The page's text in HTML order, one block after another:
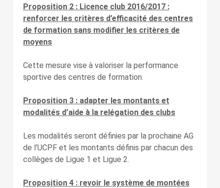
Proposition 2 : Licence club 2016/2017 :
renforcer les critères d’efficacité des centres
de formation sans modifier les critères de
moyens
Cette mesure vise à valoriser la performance
sportive des centres de formation.
Proposition 3 : adapter les montants et
modalités d’aide à la relégation des clubs
Les modalités seront définies par la prochaine AG
de l’UCPF et les montants définis par chacun des
collèges de Ligue 1 et Ligue 2.
Proposition 4 : revoir le système de montées